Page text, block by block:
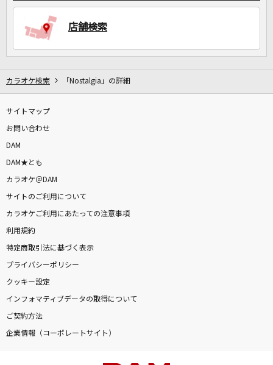
店舗検索
カラオケ検索 「Nostalgia」の詳細
サイトマップ
お問い合わせ
DAM
DAM★とも
カラオケ＠DAM
サイトのご利用について
カラオケご利用にあたっての注意事項
利用規約
特定商取引法に基づく表示
プライバシーポリシー
クッキー設定
インフォマティブデータの取得について
ご契約方法
企業情報（コーポレートサイト）